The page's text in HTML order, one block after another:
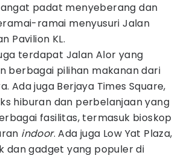
padat menyeberang dan
ramai menyusuri Jalan
Pavilion KL.
terdapat Jalan Alor yang
berbagai pilihan makanan dari
Ada juga Berjaya Times Square,
hiburan dan perbelanjaan yang
fasilitas, termasuk bioskop
indoor. Ada juga Low Yat Plaza,
dan gadget yang populer di